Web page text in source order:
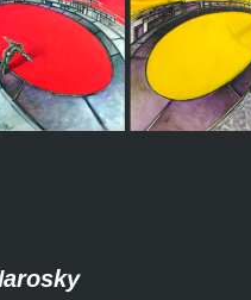
El cuarto de Johnny I el
perseguidor, J. Cortazar